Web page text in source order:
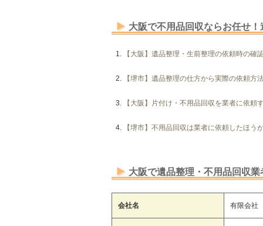
大阪で不用品回収ならお任せ
【大阪】遺品整理・生前整理の依頼時の確
【堺市】遺品整理の仕方から実際の依頼方
【大阪】片付け・不用品回収を業者に依頼
【堺市】不用品回収は業者に依頼したほう
大阪で遺品整理・不用品回収
会社名 有限会社